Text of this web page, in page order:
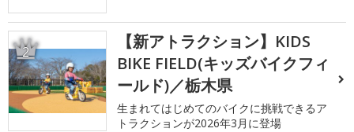
2
【新アトラクション】KIDS
BIKE FIELD(キッズバイクフィ
ールド)／栃木県
生まれてはじめてのバイクに挑戦できるア
トラクションが2026年3月に登場